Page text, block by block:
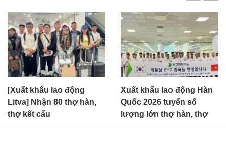
[Xuất khẩu lao động
Litva] Nhận 80 thợ hàn,
thợ kết cấu
Xuất khẩu lao động Hàn
Quốc 2026 tuyển số
lượng lớn thợ hàn, thợ
sơn E7-3